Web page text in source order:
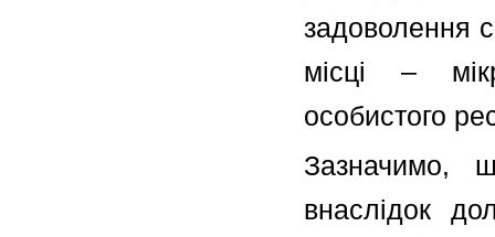
задоволення
місці –
особистого
Зазначимо,
внаслідок